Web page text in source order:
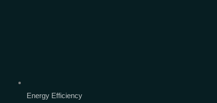
Energy Efficiency